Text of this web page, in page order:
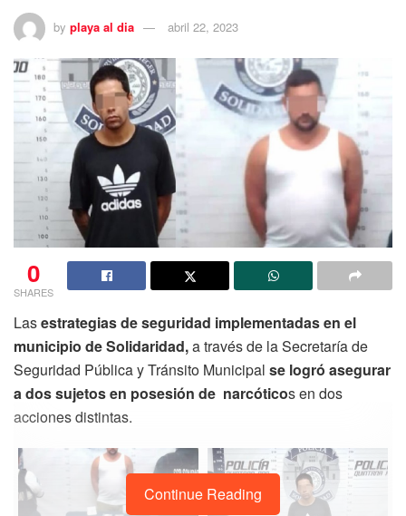
by playa al dia abril 22, 2023
0
SHARES
Lasestrategias de seguridad implementadas en el
municipio de Solidaridad,a través de la Secretaría de
Seguridad Pública y Tránsito Municipal se logró asegurar
a dos sujetos en posesión de narcóticos en dos
acciones distintas.
Continue Reading